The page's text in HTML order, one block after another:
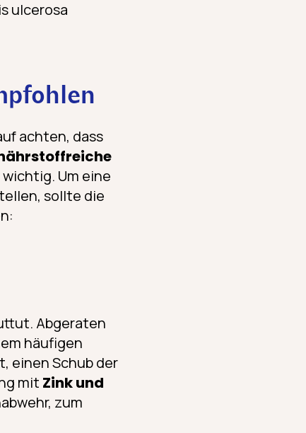
ulcerosa
achten, dass
Um eine
sollte die
Abgeraten
häufigen
einen Schub der
mit Zink und
zum